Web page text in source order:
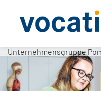
Unternehmensgruppe